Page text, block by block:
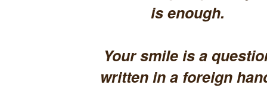
is enough.
Your smile is a
written in a foreign